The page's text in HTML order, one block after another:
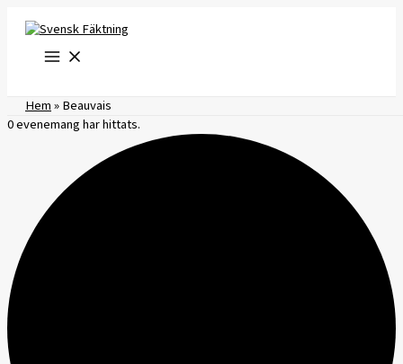
innehåll
Hem»Beauvais
0 evenemang har hittats.